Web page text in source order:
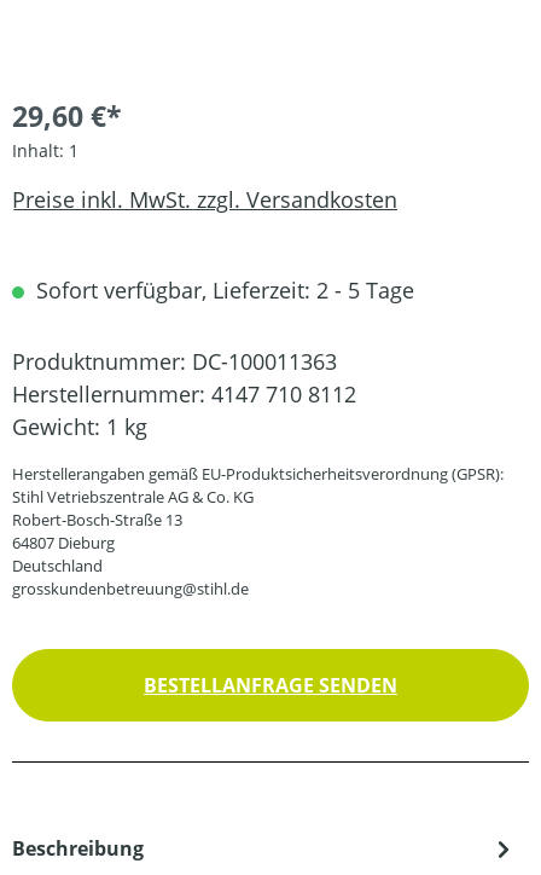
29,60 €*
Inhalt: 1
Preise inkl. MwSt. zzgl. Versandkosten
Sofort verfügbar, Lieferzeit: 2 - 5 Tage
Produktnummer: DC-100011363
Herstellernummer: 4147 710 8112
Gewicht: 1 kg
Herstellerangaben gemäß EU-Produktsicherheitsverordnung (GPSR):
Stihl Vetriebszentrale AG & Co. KG
Robert-Bosch-Straße 13
64807 Dieburg
Deutschland
grosskundenbetreuung@stihl.de
BESTELLANFRAGE SENDEN
Beschreibung